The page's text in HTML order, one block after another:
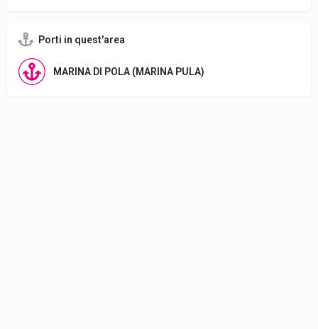
Porti in quest'area
MARINA DI POLA (MARINA PULA)